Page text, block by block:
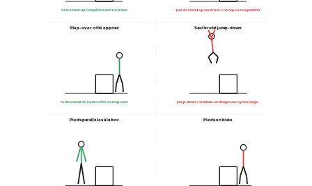
tu te stand-up complètement sur la box pas de stand-up sur la box = no rep en compétition
Step-over côté opposé Saut brutal jump-down
tu descends de l’autre côté en step-over jump-down = tendons en danger sur cycles longs
Pieds parallèles à la box Pieds en biais